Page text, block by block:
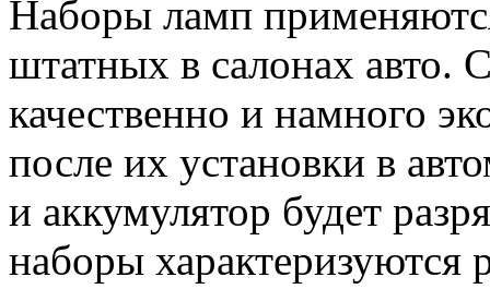
Наборы ламп
штатных в салонах авто.
качественно и намного
после их установки в
и аккумулятор будет
наборы